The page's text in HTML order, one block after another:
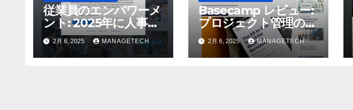
従業員のエンパワーメ
ント: 2025年に人事部
門に期待されること –
2月 6, 2025 MANAGETECH
Basecamp レビュー:
プロジェクト管理の強
力な選択肢? – UC
Today
2月 6, 2025 MANAGETECH